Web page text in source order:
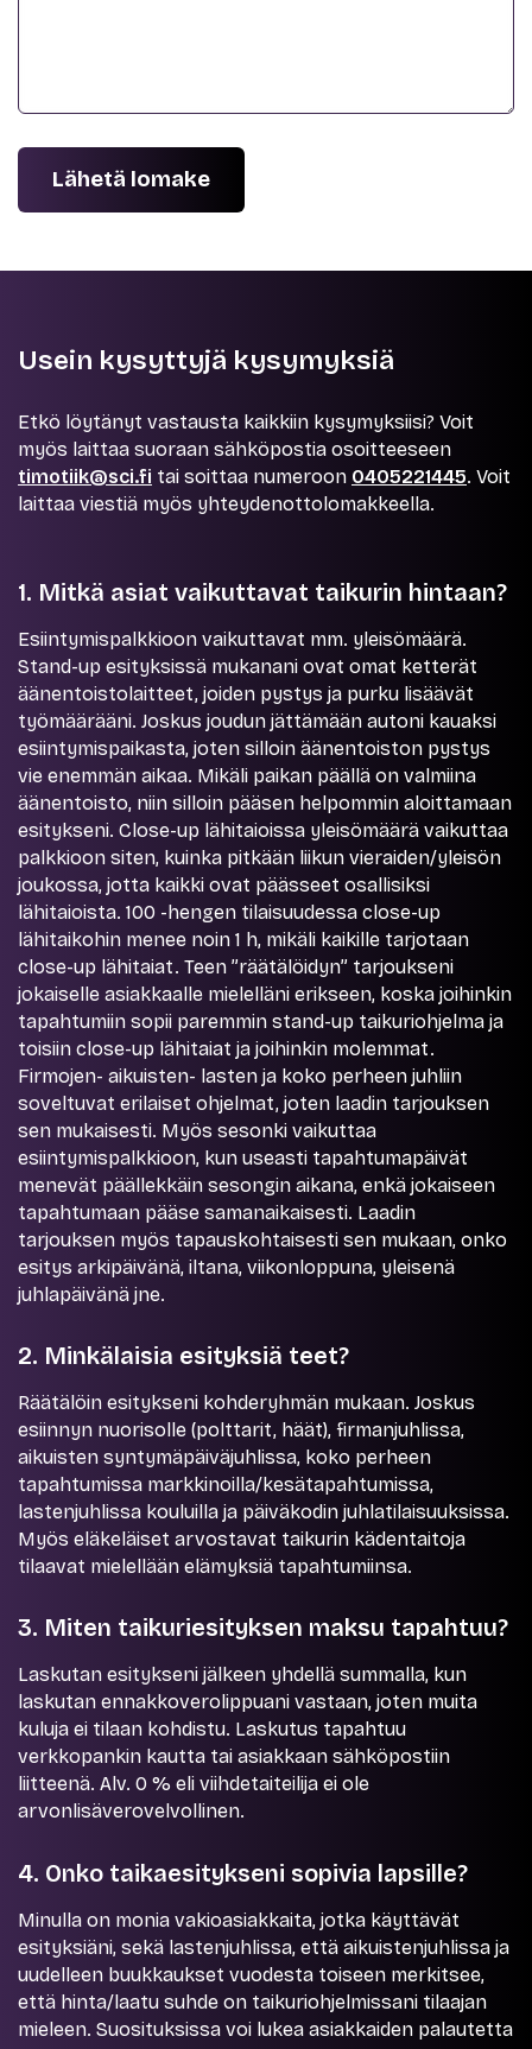
Lähetä lomake
Usein kysyttyjä kysymyksiä
Etkö löytänyt vastausta kaikkiin kysymyksiisi? Voit
myös laittaa suoraan sähköpostia osoitteeseen
timotiik@sci.fi tai soittaa numeroon 0405221445. Voit
laittaa viestiä myös yhteydenottolomakkeella.
1. Mitkä asiat vaikuttavat taikurin hintaan?
Esiintymispalkkioon vaikuttavat mm. yleisömäärä.
Stand-up esityksissä mukanani ovat omat ketterät
äänentoistolaitteet, joiden pystys ja purku lisäävät
työmäärääni. Joskus joudun jättämään autoni kauaksi
esiintymispaikasta, joten silloin äänentoiston pystys
vie enemmän aikaa. Mikäli paikan päällä on valmiina
äänentoisto, niin silloin pääsen helpommin aloittamaan
esitykseni. Close-up lähitaioissa yleisömäärä vaikuttaa
palkkioon siten, kuinka pitkään liikun vieraiden/yleisön
joukossa, jotta kaikki ovat päässeet osallisiksi
lähitaioista. 100 -hengen tilaisuudessa close-up
lähitaikohin menee noin 1 h, mikäli kaikille tarjotaan
close-up lähitaiat. Teen ”räätälöidyn” tarjoukseni
jokaiselle asiakkaalle mielelläni erikseen, koska joihinkin
tapahtumiin sopii paremmin stand-up taikuriohjelma ja
toisiin close-up lähitaiat ja joihinkin molemmat.
Firmojen- aikuisten- lasten ja koko perheen juhliin
soveltuvat erilaiset ohjelmat, joten laadin tarjouksen
sen mukaisesti. Myös sesonki vaikuttaa
esiintymispalkkioon, kun useasti tapahtumapäivät
menevät päällekkäin sesongin aikana, enkä jokaiseen
tapahtumaan pääse samanaikaisesti. Laadin
tarjouksen myös tapauskohtaisesti sen mukaan, onko
esitys arkipäivänä, iltana, viikonloppuna, yleisenä
juhlapäivänä jne.
2. Minkälaisia esityksiä teet?
Räätälöin esitykseni kohderyhmän mukaan. Joskus
esiinnyn nuorisolle (polttarit, häät), firmanjuhlissa,
aikuisten syntymäpäiväjuhlissa, koko perheen
tapahtumissa markkinoilla/kesätapahtumissa,
lastenjuhlissa kouluilla ja päiväkodin juhlatilaisuuksissa.
Myös eläkeläiset arvostavat taikurin kädentaitoja
tilaavat mielellään elämyksiä tapahtumiinsa.
3. Miten taikuriesityksen maksu tapahtuu?
Laskutan esitykseni jälkeen yhdellä summalla, kun
laskutan ennakkoverolippuani vastaan, joten muita
kuluja ei tilaan kohdistu. Laskutus tapahtuu
verkkopankin kautta tai asiakkaan sähköpostiin
liitteenä. Alv. 0 % eli viihdetaiteilija ei ole
arvonlisäverovelvollinen.
4. Onko taikaesitykseni sopivia lapsille?
Minulla on monia vakioasiakkaita, jotka käyttävät
esityksiäni, sekä lastenjuhlissa, että aikuistenjuhlissa ja
uudelleen buukkaukset vuodesta toiseen merkitsee,
että hinta/laatu suhde on taikuriohjelmissani tilaajan
mieleen. Suosituksissa voi lukea asiakkaiden palautetta